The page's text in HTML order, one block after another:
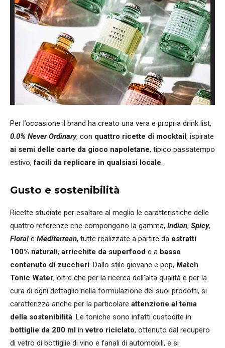
Per l’occasione il brand ha creato una vera e propria drink list,
0.0% Never Ordinary, con quattro ricette di mocktail, ispirate
ai semi delle carte da gioco napoletane, tipico passatempo
estivo,facili da replicare in qualsiasi locale.
Gusto e sostenibilità
Ricette studiate per esaltare al meglio le caratteristiche delle
quattro referenze che compongono la gamma, Indian, Spicy,
Floral e Mediterrean, tutte realizzate a partire da estratti
100% naturali, arricchite da superfood e a basso
contenuto di zuccheri. Dallo stile giovane e pop, Match
Tonic Water, oltre che per la ricerca dell’alta qualità e per la
cura di ogni dettaglio nella formulazione dei suoi prodotti, si
caratterizza anche per la particolare attenzione al tema
della sostenibilità. Le toniche sono infatti custodite in
bottiglie da 200 ml invetro riciclato, ottenuto dal recupero
di vetro di bottiglie di vino e fanali di automobili, e si